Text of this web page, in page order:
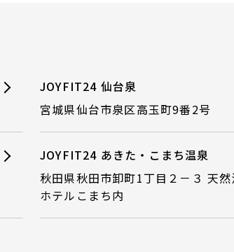
JOYFIT24 仙台泉
宮城県仙台市泉区高玉町9番2号
JOYFIT24 あきた・こまち温泉
秋田県秋田市卸町1丁目２－３ 天然
ホテルこまち内